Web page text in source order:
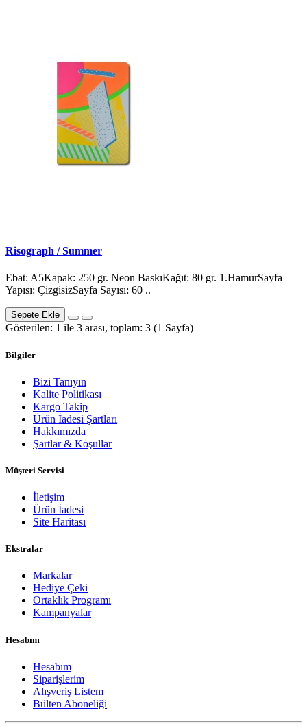
Risograph / Summer
Ebat: A5Kapak: 250 gr. Neon BaskıKağıt: 80 gr. 1.HamurSayfa
Yapısı: ÇizgisizSayfa Sayısı: 60 ..
Sepete Ekle
Gösterilen: 1 ile 3 arası, toplam: 3 (1 Sayfa)
Bilgiler
Bizi Tanıyın
Kalite Politikası
Kargo Takip
Ürün İadesi Şartları
Hakkımızda
Şartlar & Koşullar
Müşteri Servisi
İletişim
Ürün İadesi
Site Haritası
Ekstralar
Markalar
Hediye Çeki
Ortaklık Programı
Kampanyalar
Hesabım
Hesabım
Siparişlerim
Alışveriş Listem
Bülten Aboneliği